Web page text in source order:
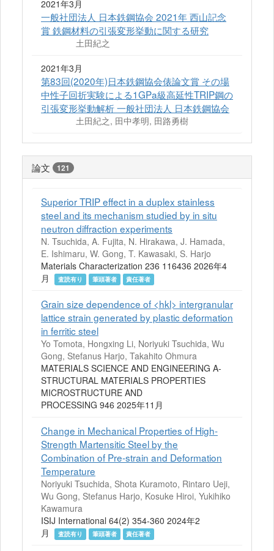
2021年3月
一般社団法人 日本鉄鋼協会 2021年 西山記念
賞 鉄鋼材料の引張変形挙動に関する研究
土田紀之
2021年3月
第83回(2020年)日本鉄鋼協会俵論文賞 その場
中性子回折実験による1GPa級高延性TRIP鋼の
引張変形挙動解析 一般社団法人 日本鉄鋼協会
土田紀之, 田中孝明, 田路勇樹
論文 121
Superior TRIP effect in a duplex stainless
steel and its mechanism studied by in situ
neutron diffraction experiments
N. Tsuchida, A. Fujita, N. Hirakawa, J. Hamada,
E. Ishimaru, W. Gong, T. Kawasaki, S. Harjo
Materials Characterization 236 116436 2026年4
月
査読有り 筆頭著者 責任著者
Grain size dependence of <hkl> intergranular
lattice strain generated by plastic deformation
in ferritic steel
Yo Tomota, Hongxing Li, Noriyuki Tsuchida, Wu
Gong, Stefanus Harjo, Takahito Ohmura
MATERIALS SCIENCE AND ENGINEERING A-
STRUCTURAL MATERIALS PROPERTIES
MICROSTRUCTURE AND
PROCESSING 946 2025年11月
Change in Mechanical Properties of High-
Strength Martensitic Steel by the
Combination of Pre-strain and Deformation
Temperature
Noriyuki Tsuchida, Shota Kuramoto, Rintaro Ueji,
Wu Gong, Stefanus Harjo, Kosuke Hiroi, Yukihiko
Kawamura
ISIJ International 64(2) 354-360 2024年2
月
査読有り 筆頭著者 責任著者